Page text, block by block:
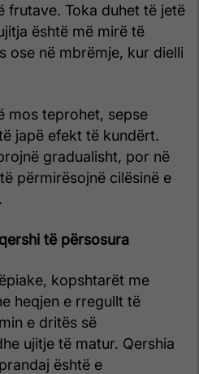
frutave. Toka duhet të jetë
është më mirë të
ose në mbrëmje, kur dielli
mos teprohet, sepse
japë efekt të kundërt.
gradualisht, por në
përmirësojnë cilësinë e
të përsosura
kopshtarët me
heqjen e rregullt të
e dritës së
ujitje të matur. Qershia
është e